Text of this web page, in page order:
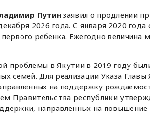
Путин заявил о продлении
2026 года. С января 2020 года
ребенка. Ежегодно величина
проблемы в Якутии в 2019 году
семей. Для реализации Указа
на поддержку
Правительства республики
направленных на